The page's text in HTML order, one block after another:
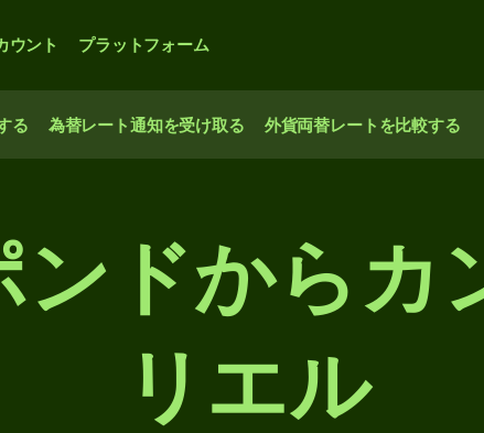
ウント プラットフォーム
る 為替レート通知を受け取る 外貨両替レートを比較する
ドからカ
リエル